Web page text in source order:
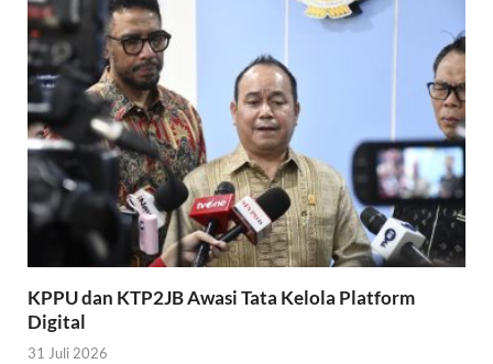
KPPU dan KTP2JB Awasi Tata Kelola Platform
Digital
31 Juli 2026